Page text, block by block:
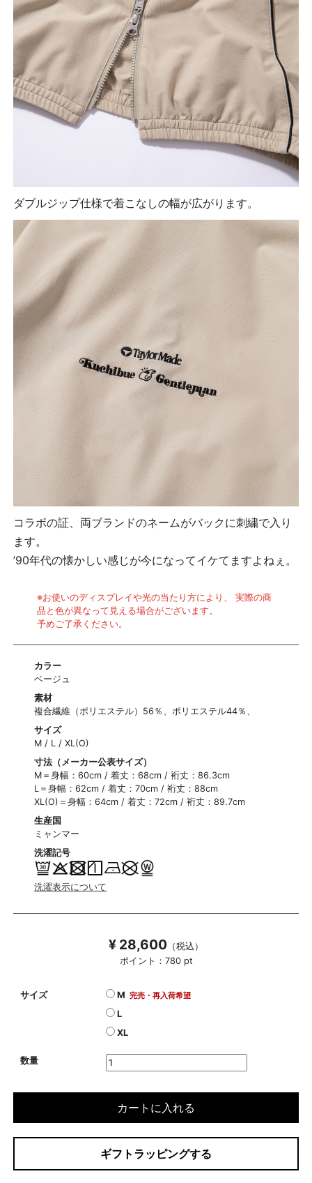
ダブルジップ仕様で着こなしの幅が広がります。
コラボの証、両ブランドのネームがバックに刺繍で入り
ます。
’90年代の懐かしい感じが今になってイケてますよねぇ。
※お使いのディスプレイや光の当たり方により、 実際の商
品と色が異なって見える場合がございます。
予めご了承ください。
カラー
ベージュ
素材
複合繊維（ポリエステル）56％、ポリエステル44％、
サイズ
M / L / XL(O)
寸法（メーカー公表サイズ）
M＝身幅：60cm / 着丈：68cm / 裄丈：86.3cm
L＝身幅：62cm / 着丈：70cm / 裄丈：88cm
XL(O)＝身幅：64cm / 着丈：72cm / 裄丈：89.7cm
生産国
ミャンマー
洗濯記号
洗濯表示について
¥ 28,600 （税込）
ポイント：780 pt
サイズ M 完売・再入荷希望
L
XL
数量
カートに入れる
ギフトラッピングする